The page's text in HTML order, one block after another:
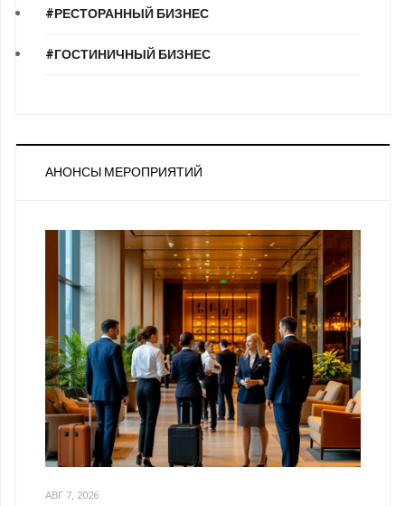
#РЕСТОРАННЫЙ БИЗНЕС
#ГОСТИНИЧНЫЙ БИЗНЕС
АНОНСЫ МЕРОПРИЯТИЙ
АВГ 7, 2026